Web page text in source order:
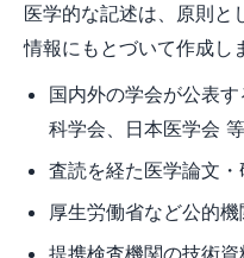
医学的な記述は、原則と
情報にもとづいて作成し
国内外の学会が公表
科学会、日本医学会
査読を経た医学論文
厚生労働省など公的
提携検査機関の技術